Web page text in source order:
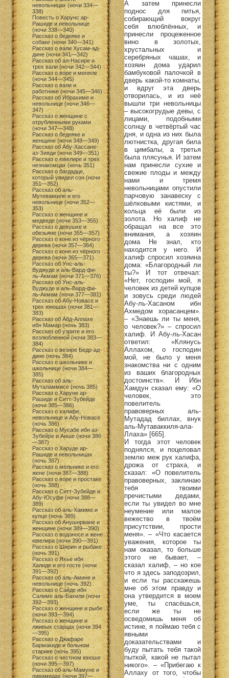
невольницах (ночи 334—
338)
Повесть о Харунс ар-
Рашиде и невольнице
(ночи 338—340)
Рассказ о бедняке и
собаке (ночи 340—341)
Рассказ о вали Хусам-ад-
дине (ночи 341—342)
Рассказ об ал-Насире и
трех вали (ночи 342—344)
Рассказ о воре и меняле
(ночи 344—345)
Рассказ о вали и
работнике (ночи 345—346)
Рассказ об Ибрахиме и
невольнице (ночи 346—
347)
Рассказ о женщине с
отрубленными руками
(ночи 347—348)
Рассказ о бедняке и
женщине (ночи 348—349)
Рассказ об Абу-Хассане-
аз-Зияди (ночи 349—351)
Рассказ о ювелире и трех
незнакомцах (ночь 351)
Рассказ о багдадце,
который увидел сон (ночи
351—352)
Рассказ об аль-
Мутеваккиле и его
невольнице (ночи 352—
353)
Рассказ о женщине и
медведе (ночи 353—355)
Рассказ о девушке и
обезьяне (ночи 355—357)
Рассказ о коне из чёрного
дерева (ночи 357—364)
Рассказ о коне из чёрного
дерева (ночи 365—371)
Рассказ об Унс-аль-
Вуджуде и аль-Вард-фи-
ль-Акмам (ночи 371—376)
Рассказ об Унс-аль-
Вуджуде и аль-Вард-фи-
ль-Акмам (ночи 377—381)
Рассказ об Абу-Новасе и
трех юношах (ночи 381—
383)
Рассказ об Абд-Аллахе
ибн Мамар (ночь 383)
Рассказ об узрите и его
возлюбленной (ночи 383—
384)
Рассказ о везире Бедр-ад-
дине (ночь 384)
Рассказ о школьнике и
школьнице (ночи 384—
385)
Рассказ об аль-
Муталаммисе (ночь 385)
Рассказ о Харуне ар-
Рашиде и Ситт-Зубейде
(ночи 385—386)
Рассказ о халифе,
невольнице и Абу-Новасе
(ночь 386)
Рассказ о Мусабе ибн аз-
Зубейре и Аише (ночи 386
—387)
Рассказ о Харуде ар-
Рашиде и невольницах
(ночь 387)
Рассказ о мельнике и его
жене (ночи 387—388)
Рассказ о воре и простаке
(ночь 388)
Рассказ о Ситт-Зубейде и
Абу-Юсуфе (ночи 388—
389)
Рассказ об аль-Хакиме и
купце (ночь 389)
Рассказ об Анушнрване и
женщине (ночи 389—390)
Рассказ о водоносе и жене
ювелира (ночи 390—391)
Рассказ о Ширин и рыбаке
(ночь 391)
Рассказ о Яхье ибн
Халиде и его госте (ночи
391—392)
Рассказ об аль-Амине и
невольнице (ночь 392)
Рассказ о Сайде ибн
Салиме аль-Бахили (ночи
392—393)
Рассказ о женщине и рыбе
(ночи 393—394)
Рассказ о женщине и
лживых старцах (ночи 394
—395)
Рассказ о Джафаре
Бармакиде и больном
старике (ночь 395)
Рассказ о честном юноше
(ночи 395—397)
Рассказ об аль-Мамуне и
пирамидах (ночи 397—
А затем принесли
поднос для питья,
собирающий вокруг
себя влюблённых, и
принесли процеженное
вино в золотых,
хрустальных и
серебряных чашах, и
хозяин дома ударил
бамбуковой палочкой в
дверь какой-то комнаты,
и вдруг эта дверь
отворилась, и из неё
вышли три невольницы
– высокогрудые девы, с
лицами, подобными
солнцу в четвёртый час
дня, и одна из них была
лютнистка, другая била
в цимбалы, а третья
была плясунья. И затем
нам принесли сухие и
свежие плоды и между
нами и тремя
невольницами опустили
парчовую занавеску с
шёлковыми кистями, и
кольца её были из
золота. Но халиф не
обращал на все это
внимания, а хозяин
дома Не знал, кто
находится у него. И
халиф спросил хозяина
дома: «Благородный ли
ты?» И тот отвечал:
«Нет, господин мой, я
человек из детей купцов
и зовусь среди людей
Абу-ль-Хасаном ибн
Ахмедом хорасанцем».
– «Знаешь ли ты меня,
о человек?» – спросил
халиф. И Абу-ль-Хасан
ответил: «Клянусь
Аллахом, о господин
мой, не было у меня
знакомства ни с одним
из ваших благородных
достоинств». И Ибн
Хамдун сказал ему: «О
человек, это
повелитель
правоверных аль-
Мутадад биллах, внук
аль-Мутаваккиля-ала-
Ллаха» [665].
И тогда этот человек
поднялся, и поцеловал
землю меж рук халифа,
дрожа от страха, и
сказал: «О повелитель
правоверных, заклинаю
тебя твоими
пречистыми дедами,
если ты увидел во мне
неумение или малое
вежество в твоём
присутствии, прости
меня». – «Что касается
уважения, которое ты
нам оказал, то больше
этого не бывает, –
сказал халиф, – но кое
что я здесь заподозрил,
и если ты расскажешь
мне об этом правду и
она утвердится в моем
уме, ты спасёшься,
если же ты не
осведомишь меня об
истине, я поймаю тебя с
явными
доказательствами и
буду пытать тебя такой
пыткой, какой не пытал
никого». – «Прибегаю к
Аллаху от того, чтобы